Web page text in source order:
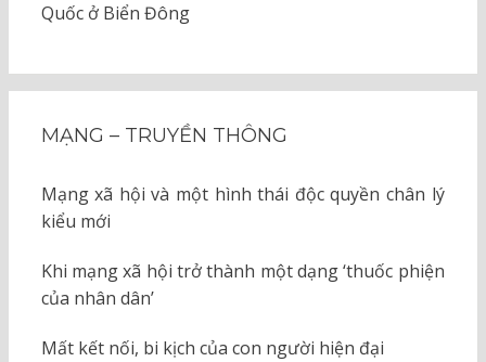
Quốc ở Biển Đông
MẠNG – TRUYỀN THÔNG
Mạng xã hội và một hình thái độc quyền chân lý
kiểu mới
Khi mạng xã hội trở thành một dạng ‘thuốc phiện
của nhân dân’
Mất kết nối, bi kịch của con người hiện đại